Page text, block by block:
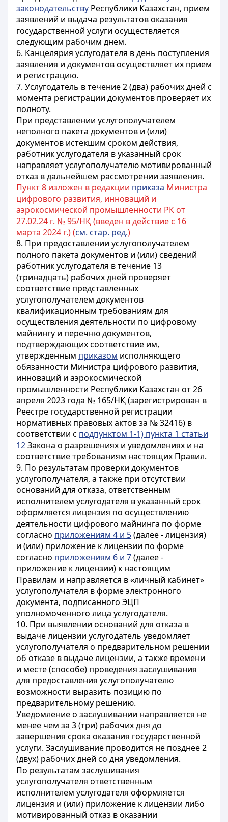
законодательству Республики Казахстан, прием
заявлений и выдача результатов оказания
государственной услуги осуществляется
следующим рабочим днем.
6. Канцелярия услугодателя в день поступления
заявления и документов осуществляет их прием
и регистрацию.
7. Услугодатель в течение 2 (два) рабочих дней с
момента регистрации документов проверяет их
полноту.
При представлении услугополучателем
неполного пакета документов и (или)
документов истекшим сроком действия,
работник услугодателя в указанный срок
направляет услугополучателю мотивированный
отказ в дальнейшем рассмотрении заявления.
Пункт 8 изложен в редакции приказа Министра
цифрового развития, инноваций и
аэрокосмической промышленности РК от
27.02.24 г. № 95/НҚ (введен в действие с 16
марта 2024 г.) (см. стар. ред.)
8. При предоставлении услугополучателем
полного пакета документов и (или) сведений
работник услугодателя в течение 13
(тринадцать) рабочих дней проверяет
соответствие представленных
услугополучателем документов
квалификационным требованиям для
осуществления деятельности по цифровому
майнингу и перечню документов,
подтверждающих соответствие им,
утвержденным приказом исполняющего
обязанности Министра цифрового развития,
инноваций и аэрокосмической
промышленности Республики Казахстан от 26
апреля 2023 года № 165/НҚ (зарегистрирован в
Реестре государственной регистрации
нормативных правовых актов за № 32416) в
соответствии с подпунктом 1-1) пункта 1 статьи
12Закона о разрешениях и уведомлениях и на
соответствие требованиям настоящих Правил.
9. По результатам проверки документов
услугополучателя, а также при отсутствии
оснований для отказа, ответственным
исполнителем услугодателя в указанный срок
оформляется лицензия по осуществлению
деятельности цифрового майнинга по форме
согласно приложениям 4 и 5(далее - лицензия)
и (или) приложение к лицензии по форме
согласно приложениям 6 и 7(далее -
приложение к лицензии) к настоящим
Правилам и направляется в «личный кабинет»
услугополучателя в форме электронного
документа, подписанного ЭЦП
уполномоченного лица услугодателя.
10. При выявлении оснований для отказа в
выдаче лицензии услугодатель уведомляет
услугополучателя о предварительном решении
об отказе в выдаче лицензии, а также времени
и месте (способе) проведения заслушивания
для предоставления услугополучателю
возможности выразить позицию по
предварительному решению.
Уведомление о заслушивании направляется не
менее чем за 3 (три) рабочих дня до
завершения срока оказания государственной
услуги. Заслушивание проводится не позднее 2
(двух) рабочих дней со дня уведомления.
По результатам заслушивания
услугополучателя ответственным
исполнителем услугодателя оформляется
лицензия и (или) приложение к лицензии либо
мотивированный отказ в оказании